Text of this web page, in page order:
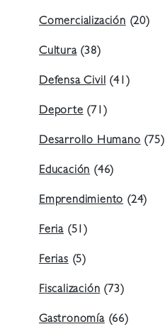
Comercialización (20)
Cultura(38)
Defensa Civil (41)
Deporte (71)
Desarrollo Humano (75)
Educación (46)
Emprendimiento (24)
Feria (51)
Ferias (5)
Fiscalización (73)
Gastronomía(66)